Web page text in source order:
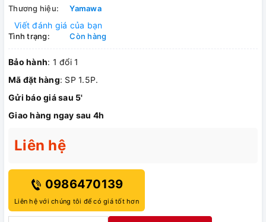
Thương hiệu:
Yamawa
Viết đánh giá của bạn
Tình trạng: Còn hàng
Bảo hành: 1 đổi 1
Mã đặt hàng: SP 1.5P.
Gửi báo giá sau 5'
Giao hàng ngay sau 4h
Liên hệ
0986470139
Liên hệ với chúng tôi để có giá tốt hơn